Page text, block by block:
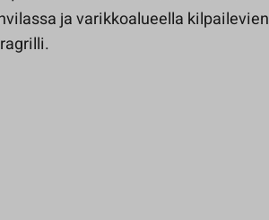
ja varikkoalueella kilpailevien